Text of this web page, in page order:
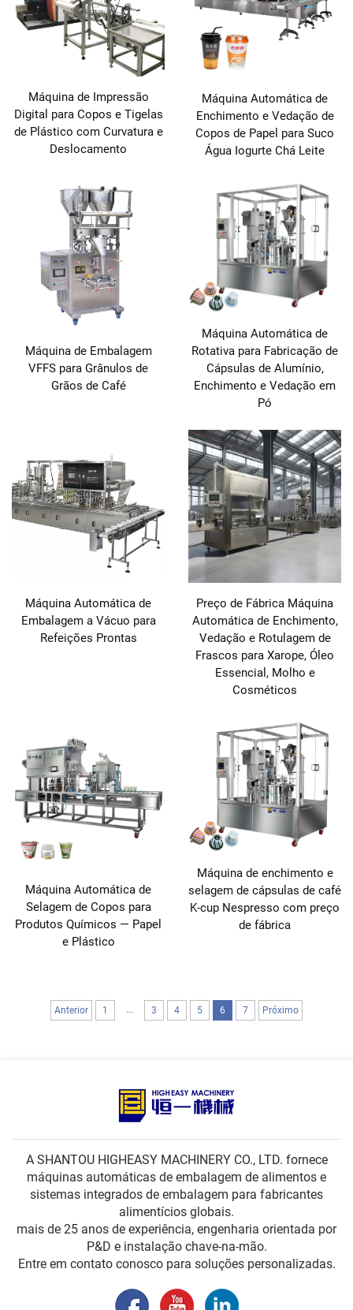
Máquina de Impressão
Digital para Copos e Tigelas
de Plástico com Curvatura e
Deslocamento
Máquina Automática de
Enchimento e Vedação de
Copos de Papel para Suco
Água Iogurte Chá Leite
Máquina de Embalagem
VFFS para Grânulos de
Grãos de Café
Máquina Automática de
Rotativa para Fabricação de
Cápsulas de Alumínio,
Enchimento e Vedação em
Pó
Máquina Automática de
Embalagem a Vácuo para
Refeições Prontas
Preço de Fábrica Máquina
Automática de Enchimento,
Vedação e Rotulagem de
Frascos para Xarope, Óleo
Essencial, Molho e
Cosméticos
Máquina Automática de
Selagem de Copos para
Produtos Químicos — Papel
e Plástico
Máquina de enchimento e
selagem de cápsulas de café
K-cup Nespresso com preço
de fábrica
Anterior 1 ... 3 4 5 6 7 Próximo
A SHANTOU HIGHEASY MACHINERY CO., LTD. fornece
máquinas automáticas de embalagem de alimentos e
sistemas integrados de embalagem para fabricantes
alimentícios globais.
mais de 25 anos de experiência, engenharia orientada por
P&D e instalação chave-na-mão.
Entre em contato conosco para soluções personalizadas.